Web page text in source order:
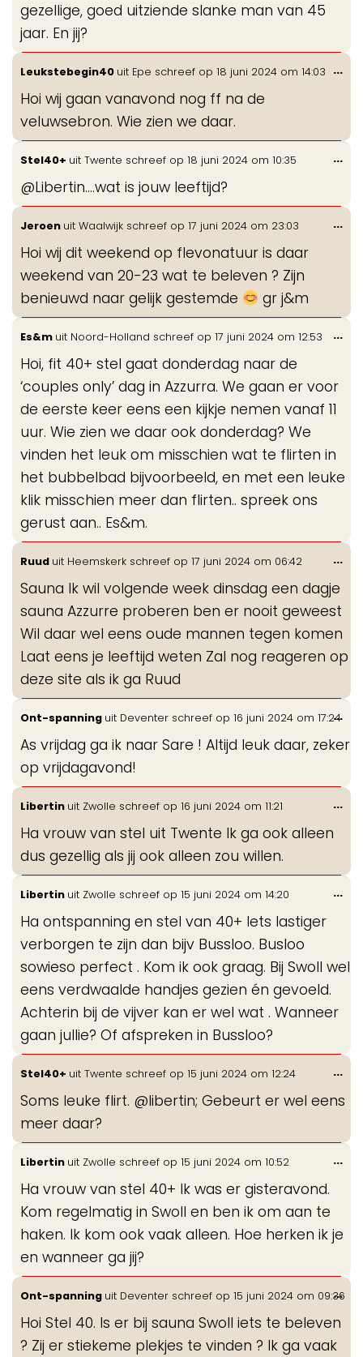
gezellige, goed uitziende slanke man van 45
jaar. En jij?
Leukstebegin40 uit Epe schreef op 18 juni 2024 om 14:03
Hoi wij gaan vanavond nog ff na de
veluwsebron. Wie zien we daar.
...
Stel40+ uit Twente schreef op 18 juni 2024 om 10:35
@Libertin....wat is jouw leeftijd?
...
Jeroen uit Waalwijk schreef op 17 juni 2024 om 23:03
Hoi wij dit weekend op flevonatuur is daar
weekend van 20-23 wat te beleven ? Zijn
benieuwd naar gelijk gestemde
gr j&m
...
Es&m uit Noord-Holland schreef op 17 juni 2024 om 12:53
Hoi, fit 40+ stel gaat donderdag naar de
‘couples only’ dag in Azzurra. We gaan er voor
de eerste keer eens een kijkje nemen vanaf 11
uur. Wie zien we daar ook donderdag? We
vinden het leuk om misschien wat te flirten in
het bubbelbad bijvoorbeeld, en met een leuke
klik misschien meer dan flirten.. spreek ons
gerust aan.. Es&m.
...
Ruud uit Heemskerk schreef op 17 juni 2024 om 06:42
Sauna Ik wil volgende week dinsdag een dagje
sauna Azzurre proberen ben er nooit geweest
Wil daar wel eens oude mannen tegen komen
Laat eens je leeftijd weten Zal nog reageren op
deze site als ik ga Ruud
...
Ont-spanning uit Deventer schreef op 16 juni 2024 om 17:24
As vrijdag ga ik naar Sare ! Altijd leuk daar, zeker
op vrijdagavond!
...
Libertin uit Zwolle schreef op 16 juni 2024 om 11:21
Ha vrouw van stel uit Twente Ik ga ook alleen
dus gezellig als jij ook alleen zou willen.
...
Libertin uit Zwolle schreef op 15 juni 2024 om 14:20
Ha ontspanning en stel van 40+ Iets lastiger
verborgen te zijn dan bijv Bussloo. Busloo
sowieso perfect . Kom ik ook graag. Bij Swoll wel
eens verdwaalde handjes gezien én gevoeld.
Achterin bij de vijver kan er wel wat . Wanneer
gaan jullie? Of afspreken in Bussloo?
...
Stel40+ uit Twente schreef op 15 juni 2024 om 12:24
Soms leuke flirt. @libertin; Gebeurt er wel eens
meer daar?
...
Libertin uit Zwolle schreef op 15 juni 2024 om 10:52
Ha vrouw van stel 40+ Ik was er gisteravond.
Kom regelmatig in Swoll en ben ik om aan te
haken. Ik kom ook vaak alleen. Hoe herken ik je
en wanneer ga jij?
...
Ont-spanning uit Deventer schreef op 15 juni 2024 om 09:36
Hoi Stel 40. Is er bij sauna Swoll iets te beleven
? Zij er stiekeme plekjes te vinden ? Ik ga vaak
...